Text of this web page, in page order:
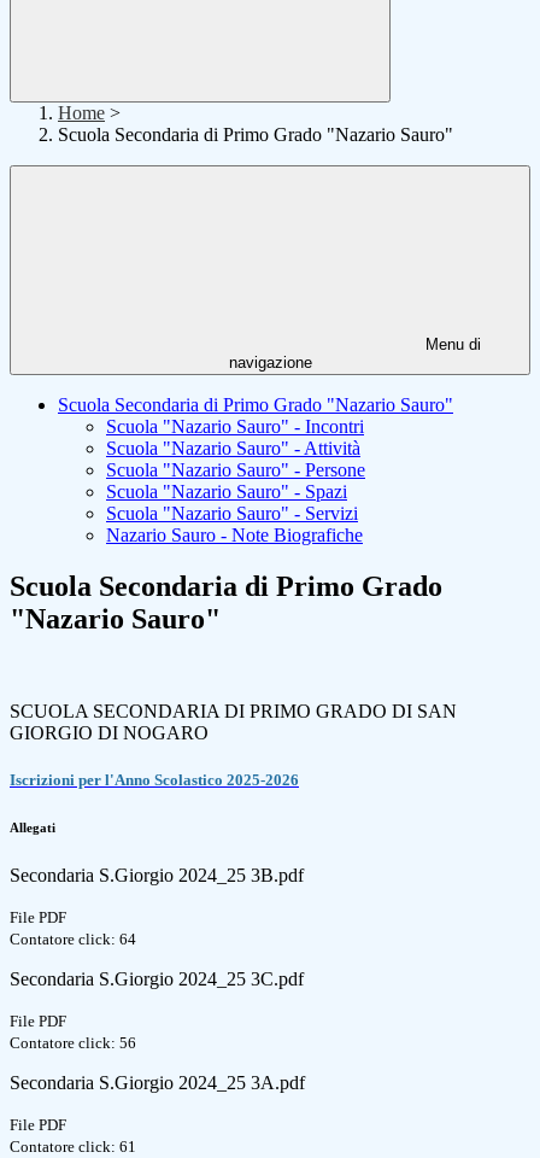
Home >
Scuola Secondaria di Primo Grado "Nazario Sauro"
Menu di
navigazione
Scuola Secondaria di Primo Grado "Nazario Sauro"
Scuola "Nazario Sauro" - Incontri
Scuola "Nazario Sauro" - Attività
Scuola "Nazario Sauro" - Persone
Scuola "Nazario Sauro" - Spazi
Scuola "Nazario Sauro" - Servizi
Nazario Sauro - Note Biografiche
Scuola Secondaria di Primo Grado
"Nazario Sauro"
SCUOLA SECONDARIA DI PRIMO GRADO DI SAN
GIORGIO DI NOGARO
Iscrizioni per l'Anno Scolastico 2025-2026
Allegati
Secondaria S.Giorgio 2024_25 3B.pdf
File PDF
Contatore click: 64
Secondaria S.Giorgio 2024_25 3C.pdf
File PDF
Contatore click: 56
Secondaria S.Giorgio 2024_25 3A.pdf
File PDF
Contatore click: 61